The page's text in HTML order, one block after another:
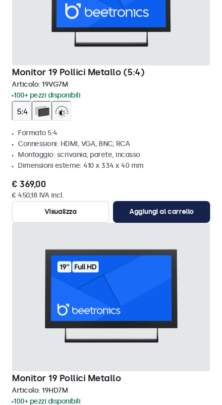
Monitor 19 Pollici Metallo (5:4)
Articolo: 19VG7M
100+ pezzi disponibili
Formato 5:4
Connessioni: HDMI, VGA, BNC, RCA
Montaggio: scrivania, parete, incasso
Dimensioni esterne: 410 x 334 x 40 mm
€ 369,00
€ 450,18 IVA incl.
Visualizza
Aggiungi al carrello
Monitor 19 Pollici Metallo
Articolo: 19HD7M
100+ pezzi disponibili